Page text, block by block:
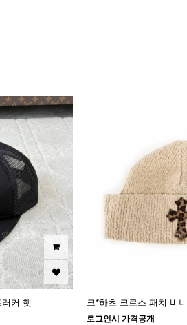
커 햇 크*하츠 크로스 패치 비니
로그인시 가격공개